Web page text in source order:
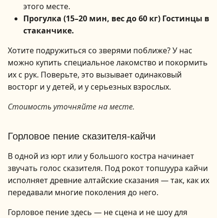
этого месте.
Прогулка (15–20 мин, вес до 60 кг) Гостинцы в
стаканчике.
Хотите подружиться со зверями поближе? У нас
можно купить специальное лакомство и покормить
их с рук. Поверьте, это вызывает одинаковый
восторг и у детей, и у серьезных взрослых.
Стоимость уточняйте на месте.
Горловое пение сказителя-кайчи
В одной из юрт или у большого костра начинает
звучать голос сказителя. Под рокот топшуура кайчи
исполняет древние алтайские сказания — так, как их
передавали многие поколения до него.
Горловое пение здесь — не сцена и не шоу для